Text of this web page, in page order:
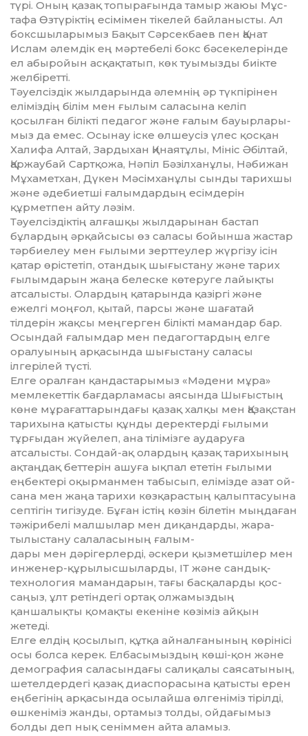
түрі. Оның қазақ топырағында тамыр жаюы Мұс­
тафа Өзтүріктің есімімен тікелей байланысты. Ал
боксшыларымыз Бақыт Сәрсекбаев пен Қанат
Ислам әлемдік ең мәртебелі бокс бәсеке­ле­рінде
ел абыройын асқақтатып, көк туымызды биікте
желбіретті.
Тәуелсіздік жылдарында әлемнің әр түкпірінен
еліміздің білім мен ғы­лым саласына келіп
қосылған бі­лікті педагог және ғалым бауырлары­
мыз да емес. Осынау іске өлшеусіз үлес қосқан
Халифа Алтай, Зардыхан Қи­наятұлы, Мініс Әбілтай,
Қаржау­бай Сартқожа, Нәпіл Бәзілханұлы, Нәбижан
Мұхаметхан, Дүкен Мә­сім­ханұлы сынды тарихшы
және әдебиетші ғалымдардың есімдерін
құрметпен айту ләзім.
Тәуелсіздіктің алғашқы жылда­ры­нан бастап
бұлардың әрқайсысы өз саласы бойынша жастар
тәрбиелеу мен ғылыми зерттеулер жүргізу ісін
қатар өрістетіп, отандық шығыстану және тарих
ғылымдарын жаңа бе­леске көтеруге лайықты
атсалысты. Олардың қатарында қазіргі және
ежел­гі моңғол, қытай, парсы және ша­ғатай
тілдерін жақсы меңгерген бі­лікті мамандар бар.
Осындай ға­лымдар мен педагогтардың елге
оралуының арқасында шығыстану саласы
ілгерілей түсті.
Елге оралған қандастарымыз «Мәдени мұра»
мемлекеттік бағдар­ла­масы аясында Шығыстың
көне мұра­ғаттарындағы қазақ халқы мен Қазақстан
тарихына қатысты құнды дерек­терді ғылыми
тұрғыдан жүйе­леп, ана тілімізге аударуға
атсалысты. Сондай-ақ олардың қазақ тарихы­ның
ақтаңдақ беттерін ашуға ықпал ететін ғылыми
еңбектері оқырман­мен табысып, елімізде азат ой-
сана мен жаңа тарихи көзқарастың қа­лып­тасуына
септігін тигізуде. Бұған істің көзін білетін мыңдаған
тәжіри­белі малшылар мен диқандарды, жа­ра­
тылыстану салаласының ғалым-
­д­ары мен дәрігерлерді, әскери қыз­­­­­мет­шілер мен
инженер-құры­лыс­шыларды, ІТ және сандық-
технология ма­мандарын, тағы басқаларды қос­
саңыз, ұлт ретіндегі ортақ олжа­мыз­дың
қаншалықты қомақты екеніне кө­зіміз айқын
жетеді.
Елге елдің қосылып, құтқа ай­нал­­­ғанының көрінісі
осы болса ке­рек. Елбасымыздың көші-қон және
де­мография саласындағы салиқалы саясатының,
шетелдердегі қазақ диас­порасына қатысты ерен
еңбе­гі­нің арқасында осылайша өлгеніміз тірілді,
өшкеніміз жанды, ортамыз тол­ды, ойдағымыз
болды деп нық се­німмен айта аламыз.